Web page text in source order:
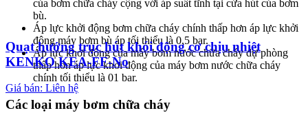
Quạt hướng trục hút khói động cơ chịu nhiệt
KENKO KEA-FF-No
Giá bán: Liên hệ
của bơm chữa cháy cộng với áp suất tĩnh tại cửa hút của bơm
bù.
Áp lực khởi động bơm chữa cháy chính thấp hơn áp lực khởi
động máy bơm bù áp tối thiểu là 0,5 bar.
Áp lực khởi động của máy bơm nước chữa cháy dự phòng
thấp hơn áp lực khởi động của máy bơm nước chữa cháy
chính tối thiểu là 01 bar.
Các loại máy bơm chữa cháy